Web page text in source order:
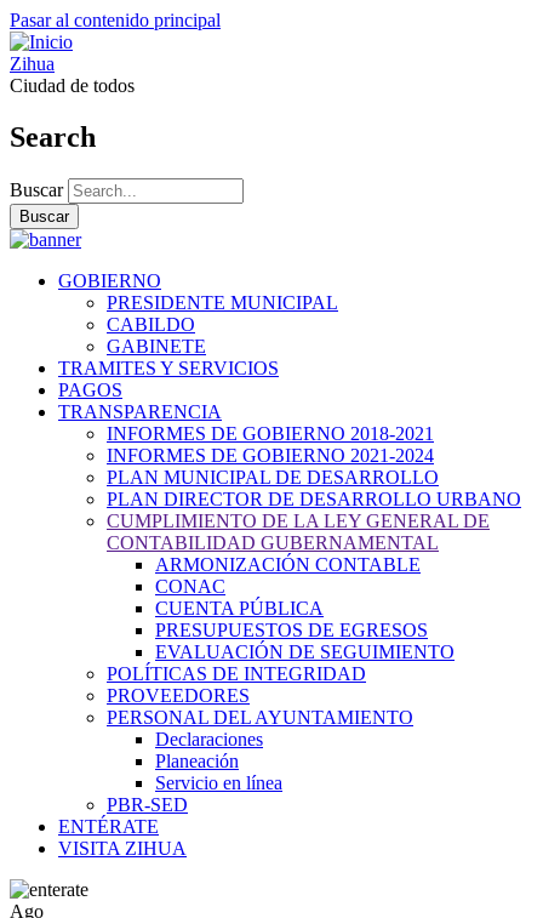
Pasar al contenido principal
Zihua
Ciudad de todos
Search
Buscar
GOBIERNO
PRESIDENTE MUNICIPAL
CABILDO
GABINETE
TRAMITES Y SERVICIOS
PAGOS
TRANSPARENCIA
INFORMES DE GOBIERNO 2018-2021
INFORMES DE GOBIERNO 2021-2024
PLAN MUNICIPAL DE DESARROLLO
PLAN DIRECTOR DE DESARROLLO URBANO
CUMPLIMIENTO DE LA LEY GENERAL DE
CONTABILIDAD GUBERNAMENTAL
ARMONIZACIÓN CONTABLE
CONAC
CUENTA PÚBLICA
PRESUPUESTOS DE EGRESOS
EVALUACIÓN DE SEGUIMIENTO
POLÍTICAS DE INTEGRIDAD
PROVEEDORES
PERSONAL DEL AYUNTAMIENTO
Declaraciones
Planeación
Servicio en línea
PBR-SED
ENTÉRATE
VISITA ZIHUA
Ago